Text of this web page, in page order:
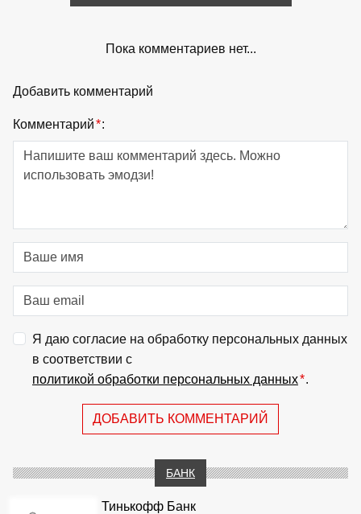
Пока комментариев нет...
Добавить комментарий
Комментарий*:
Я даю согласие на обработку персональных данных
в соответствии с
политикой обработки персональных данных*.
ДОБАВИТЬ КОММЕНТАРИЙ
БАНК
Тинькофф Банк